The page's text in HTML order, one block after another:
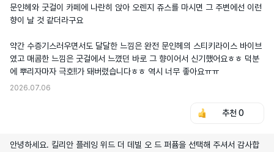
문인헤와 굿걸이 카페에 나란히 앉아 오렌지 쥬스를 마시면 그 주변에선 이런
향이 날 것 같더라구요
약간 수증기스러우면서도 달달한 느낌은 완전 문인헤의 스티키라이스 바이브
였고 매콤한 느낌은 굿걸에서 느꼈던 바로 그 향이어서 신기했어요ㅎㅎ 덕분
에 뿌리자마자 극호!!가 돼버렸습니다ㅎㅎ 역시 너무 좋아요ㅠㅠ
2026.07.06
추천 0
안녕하세요. 킬리안 플레잉 위드 더 데빌 오 드 퍼퓸을 선택해 주셔서 감사합